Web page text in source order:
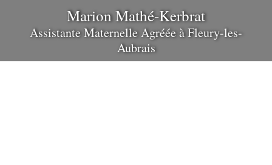
Marion Mathé-Kerbrat
Assistante Maternelle AgrééeàFleury-les-
Aubrais